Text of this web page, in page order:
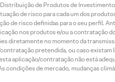
de Produtos de
de risco para cada um dos
de risco definidas para o seu perfil.
nos produtos e/ou a contratação
diretamente no momento da
pretendida, ou caso
aplicação/contratação não está
condições de mercado, mudanças